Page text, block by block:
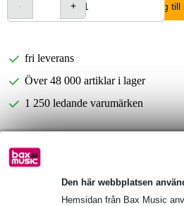
Den här webbplatsen
Hemsidan från Bax Music
lägg
fri leverans
Över 48 000 artiklar i lager
1 250 ledande varumärken
Produktinformation
Remo ES-1022-CH 22-tums
serie: Ebony Ambassador